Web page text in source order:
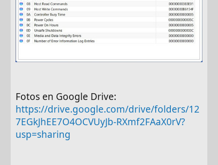
Fotos en Google Drive:
https://drive.google.com/drive/folders/12
7EGkJhEE7O4OCVUyJb-RXmf2FAaX0rV?
usp=sharing